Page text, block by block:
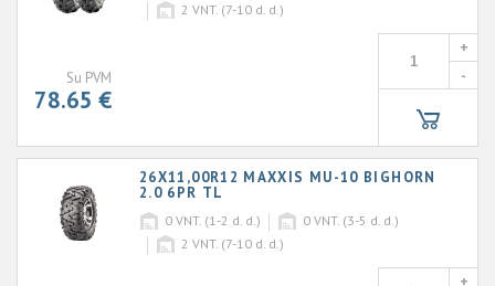
2 VNT. (7-10 d. d.)
Su PVM
78.65 €
+
-
26X11,00R12 MAXXIS MU-10 BIGHORN
2.0 6PR TL
0 VNT. (1-2 d. d.) 0 VNT. (3-5 d. d.)
2 VNT. (7-10 d. d.)